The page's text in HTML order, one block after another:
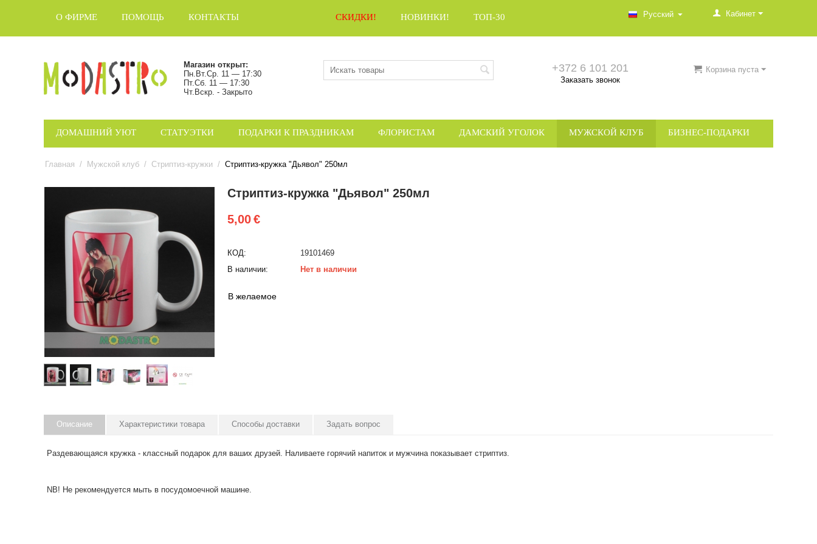
О ФИРМЕ ПОМОЩЬ КОНТАКТЫ СКИДКИ! НОВИНКИ! ТОП-30 Кабинет
Русский
Магазин открыт:
Пн.Вт.Ср. 11 — 17:30
Пт.Сб. 11 — 17:30
Чт.Вскр. - Закрыто
+372 6 101 201
Заказать звонок
Корзина пуста
ДОМАШНИЙ УЮТ СТАТУЭТКИ ПОДАРКИ К ПРАЗДНИКАМ ФЛОРИСТАМ ДАМСКИЙ УГОЛОК МУЖСКОЙ КЛУБ БИЗНЕС-ПОДАРКИ
Главная / Мужской клуб / Стриптиз-кружки / Стриптиз-кружка "Дьявол" 250мл
Стриптиз-кружка "Дьявол" 250мл
5,00€
КОД:
19101469
В наличии:
Нет в наличии
В желаемое
Описание Характеристики товара Способы доставки Задать вопрос
Раздевающаяся кружка - классный подарок для ваших друзей. Наливаете горячий напиток и мужчина показывает стриптиз.
NB! Не рекомендуется мыть в посудомоечной машине.